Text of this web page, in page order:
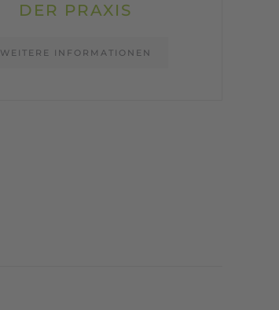
DER PRAXIS
WEITERE INFORMATIONEN